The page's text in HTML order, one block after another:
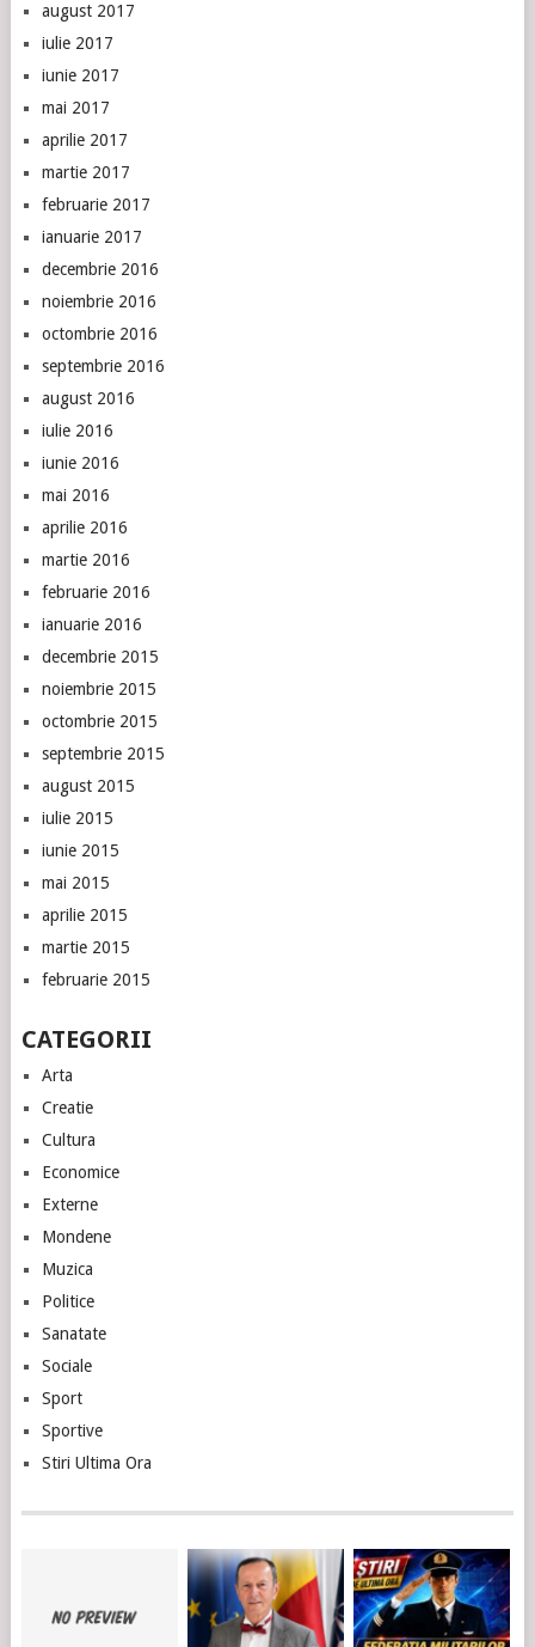
august 2017
iulie 2017
iunie 2017
mai 2017
aprilie 2017
martie 2017
februarie 2017
ianuarie 2017
decembrie 2016
noiembrie 2016
octombrie 2016
septembrie 2016
august 2016
iulie 2016
iunie 2016
mai 2016
aprilie 2016
martie 2016
februarie 2016
ianuarie 2016
decembrie 2015
noiembrie 2015
octombrie 2015
septembrie 2015
august 2015
iulie 2015
iunie 2015
mai 2015
aprilie 2015
martie 2015
februarie 2015
CATEGORII
Arta
Creatie
Cultura
Economice
Externe
Mondene
Muzica
Politice
Sanatate
Sociale
Sport
Sportive
Stiri Ultima Ora